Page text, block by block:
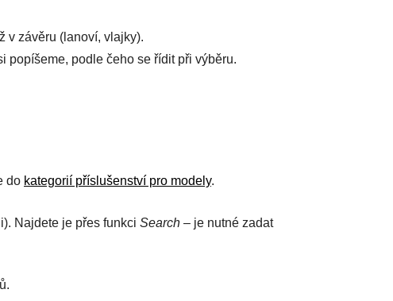
v závěru (lanoví, vlajky).
popíšeme, podle čeho se řídit při výběru.
do kategorií příslušenství pro modely.
Najdete je přes funkci Search – je nutné zadat